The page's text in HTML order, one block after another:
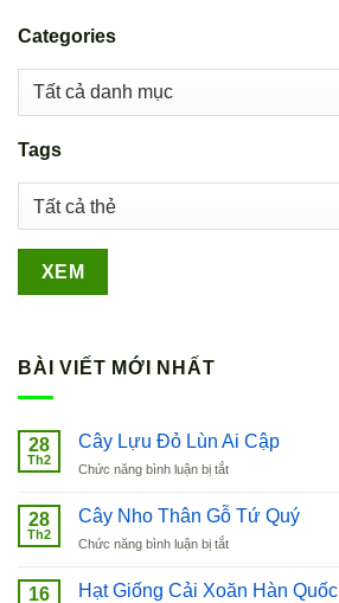
Categories
Tags
BÀI VIẾT MỚI NHẤT
28
Th2
Cây Lựu Đỏ Lùn Ai Cập
Chức năng bình luận bị tắtở
Lựu
Lùn
Cập
28
Th2
Cây Nho Thân Gỗ Tứ Quý
Chức năng bình luận bị tắtở
Nho
16 Hạt Giống Cải Xoăn Hàn Quốc